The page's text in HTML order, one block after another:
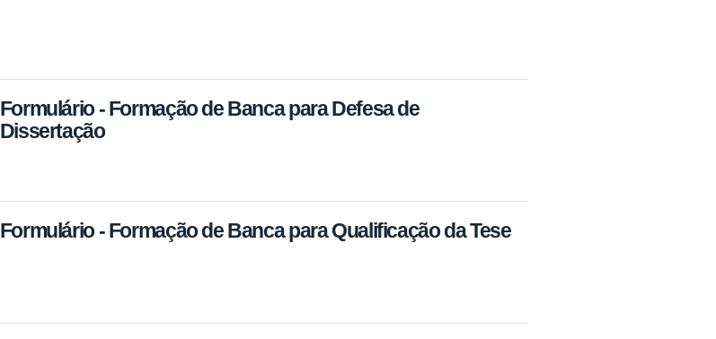
Formulário - Formação de Banca para Defesa de
Dissertação
Formulário - Formação de Banca para Qualificação da Tese